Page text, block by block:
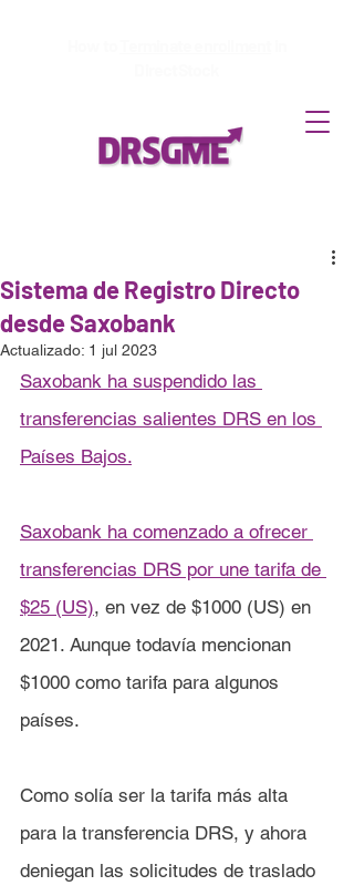
Sistema de Registro Directo
desde Saxobank
Actualizado: 1 jul 2023
Saxobank ha suspendido las
transferencias salientes DRS en los
Países Bajos.
Saxobank ha comenzado a ofrecer
transferencias DRS por une tarifa de
$25 (US), en vez de $1000 (US) en
2021. Aunque todavía mencionan
$1000 como tarifa para algunos
países.
Como solía ser la tarifa más alta
para la transferencia DRS, y ahora
deniegan las solicitudes de traslado